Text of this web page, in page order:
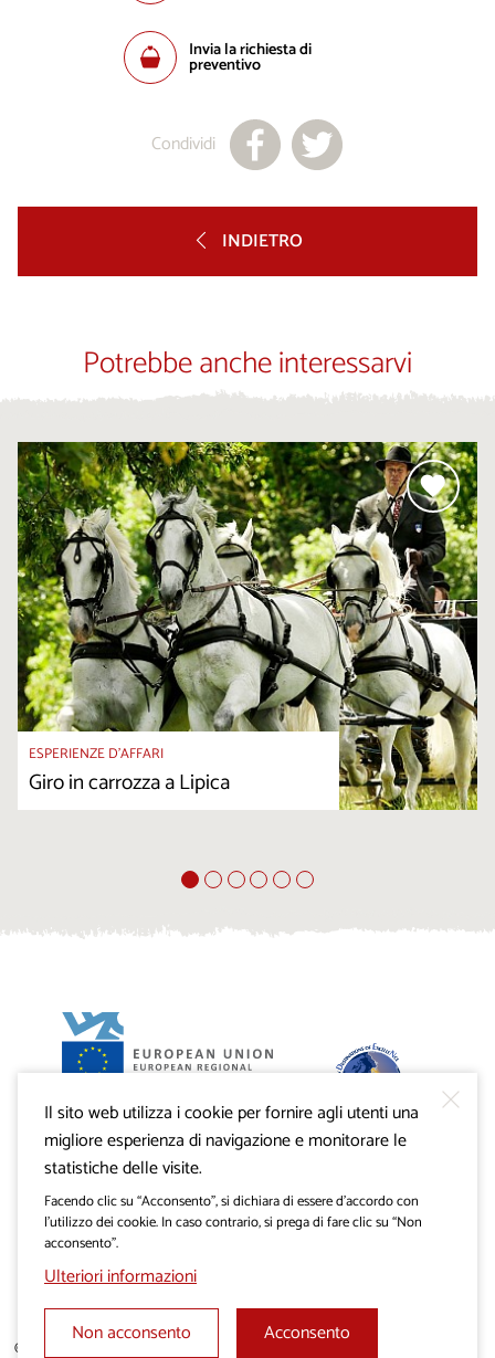
Invia la richiesta di
preventivo
Condividi
INDIETRO
Potrebbe anche interessarvi
ESPERIENZE D’AFFARI
Giro in carrozza a Lipica
Progetto VisitKras. L’investimento è cofinanziato dalla
Repubblica di Slovenia e dal Fondo europeo di sviluppo
regionale dell’Unione Europea.
© 2019 - 2026 visitkras.info. Tutti i diritti sono riservati.
Il sito web utilizza i cookie per fornire agli utenti una
migliore esperienza di navigazione e monitorare le
statistiche delle visite.
Facendo clic su “Acconsento”, si dichiara di essere d’accordo con
l’utilizzo dei cookie. In caso contrario, si prega di fare clic su “Non
acconsento”.
Ulteriori informazioni
Non acconsento
Acconsento